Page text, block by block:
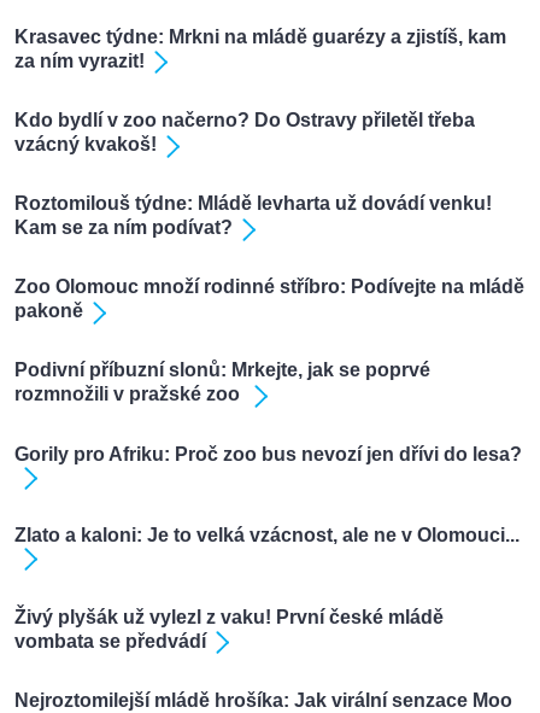
Krasavec týdne: Mrkni na mládě guarézy a zjistíš, kam
za ním vyrazit!
Kdo bydlí v zoo načerno? Do Ostravy přiletěl třeba
vzácný kvakoš!
Roztomilouš týdne: Mládě levharta už dovádí venku!
Kam se za ním podívat?
Zoo Olomouc množí rodinné stříbro: Podívejte na mládě
pakoně
Podivní příbuzní slonů: Mrkejte, jak se poprvé
rozmnožili v pražské zoo
Gorily pro Afriku: Proč zoo bus nevozí jen dřívi do lesa?
Zlato a kaloni: Je to velká vzácnost, ale ne v Olomouci...
Živý plyšák už vylezl z vaku! První české mládě
vombata se předvádí
Nejroztomilejší mládě hrošíka: Jak virální senzace Moo